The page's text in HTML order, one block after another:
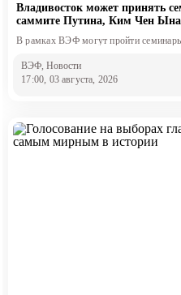
Владивосток может принять
саммите Путина, Ким Чен
В рамках ВЭФ могут пройти
ВЭФ, Новости
17:00, 03 августа, 2026